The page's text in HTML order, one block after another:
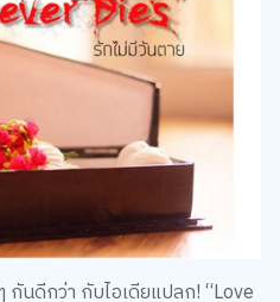
กันดีกว่า กับไอเดียแปลก! “Love